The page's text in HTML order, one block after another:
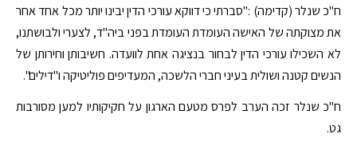
ח"כ שנלר (קדימה) :"סברתי כי דווקא עורכי הדין יבינו יותר מכל אחד אחר
את מצוקתה של האישה העומדת העומדת בפני ביה"ד, לצערי ולבושתנו,
לא השכילו עורכי הדין לבחור בנציגה אחת לוועדה. חשיבותן וחירותן של
הנשים קטנה ושולית בעיני חברי הלשכה, המעדיפים פוליטיקה ו"דילים".
ח"כ שנלר זכה הערב לפרס מטעם הארגון על חקיקותיו למען מסורבות
גט.